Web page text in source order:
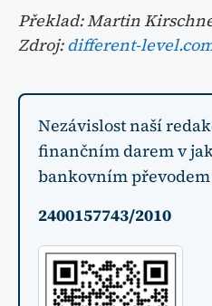
Překlad: Martin
Zdroj:different-
Nezávislost naší
finančním darem v
bankovním převodem
2400157743/2010